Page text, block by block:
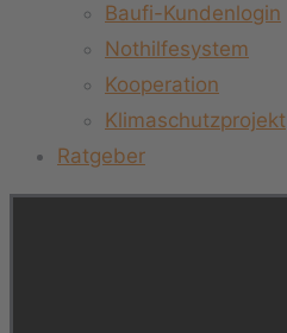
Baufi-Kundenlogin
Nothilfesystem
Kooperation
Klimaschutzprojekt
Ratgeber